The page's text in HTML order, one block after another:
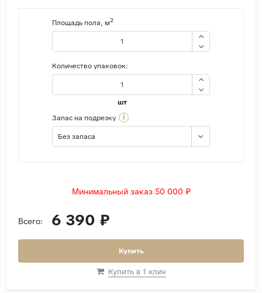
Площадь пола, м2
Количество упаковок:
шт
Запас на подрезку
i
Без запаса
Минимальный заказ 50 000 ₽
Всего: 6 390 ₽
Купить
Купить в 1 клик